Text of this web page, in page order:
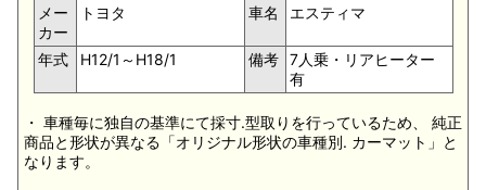
メー
カー
トヨタ 車名 エスティマ
年式 H12/1～H18/1 備考
7人乗・リアヒーター
有
・ 車種毎に独自の基準にて採寸.型取りを行っているため、 純正
商品と形状が異なる「オリジナル形状の車種別. カーマット」と
なります。